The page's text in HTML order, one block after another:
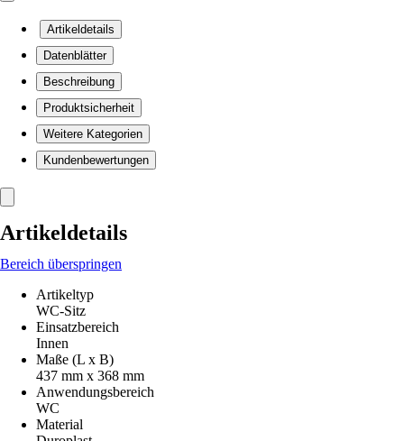
Artikeldetails
Datenblätter
Beschreibung
Produktsicherheit
Weitere Kategorien
Kundenbewertungen
Artikeldetails
Bereich überspringen
Artikeltyp
WC-Sitz
Einsatzbereich
Innen
Maße (L x B)
437 mm x 368 mm
Anwendungsbereich
WC
Material